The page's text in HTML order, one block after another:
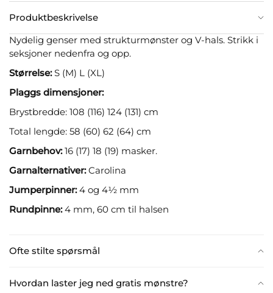
Produktbeskrivelse
Ofte stilte spørsmål
Hvordan laster jeg ned gratis mønstre?
Nydelig genser med strukturmønster og V-hals. Strikk i
seksjoner nedenfra og opp.
Størrelse:S (M) L (XL)
Plaggs dimensjoner:
Brystbredde: 108 (116) 124 (131) cm
Total lengde: 58 (60) 62 (64) cm
Garnbehov:16 (17) 18 (19) masker.
Garnalternativer:Carolina
Jumperpinner:4 og 4½ mm
Rundpinne:4 mm, 60 cm til halsen